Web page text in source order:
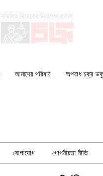
আমাদের পরিবার অপরাধ চক্র
যোগাযোগ গোপনীয়তা নীতি